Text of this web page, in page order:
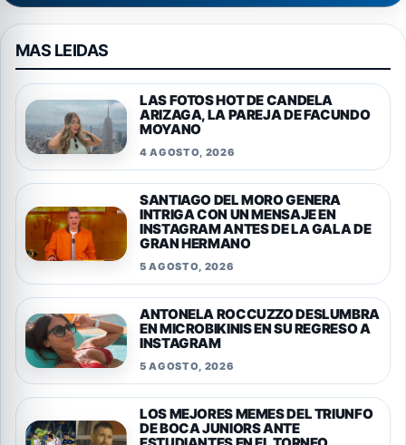
MAS LEIDAS
LAS FOTOS HOT DE CANDELA
ARIZAGA, LA PAREJA DE FACUNDO
MOYANO
4 AGOSTO, 2026
SANTIAGO DEL MORO GENERA
INTRIGA CON UN MENSAJE EN
INSTAGRAM ANTES DE LA GALA DE
GRAN HERMANO
5 AGOSTO, 2026
ANTONELA ROCCUZZO DESLUMBRA
EN MICROBIKINIS EN SU REGRESO A
INSTAGRAM
5 AGOSTO, 2026
LOS MEJORES MEMES DEL TRIUNFO
DE BOCA JUNIORS ANTE